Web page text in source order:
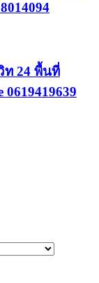
ท 24 พื้นที่